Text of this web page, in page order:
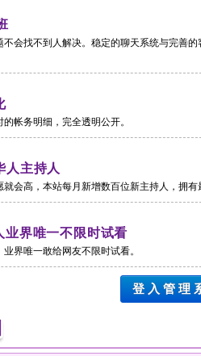
会找不到人解决。稳定的聊天系统与完善
帐务明细，完全透明公开。
人主持人
会高，本站每月新增数百位新主持人，拥
业界唯一不限时试看
界唯一敢给网友不限时试看。
登 入 管 理